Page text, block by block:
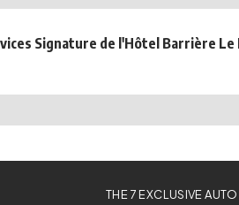
Signature de l'Hôtel Barrière Le
THE 7 EXCLUSIVE AUTO